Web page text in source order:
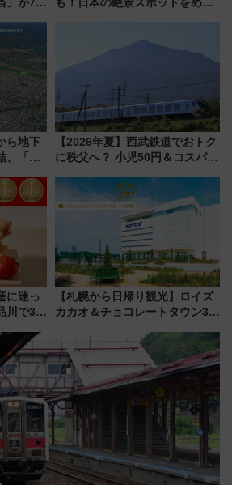
ら地下
、「創
整備
【2026年夏】西武鉄道でおトク
に秩父へ？ 小児50円＆コスパ最
族旅行！ 深夜の正丸トンネル探
検や特急ラビューも
に迷っ
川で3年
【札幌から日帰り観光】ロイズ
カカオ＆チョコレートタウン3周
詰め放題を開催、ロイズタウン
駅からのアクセスも